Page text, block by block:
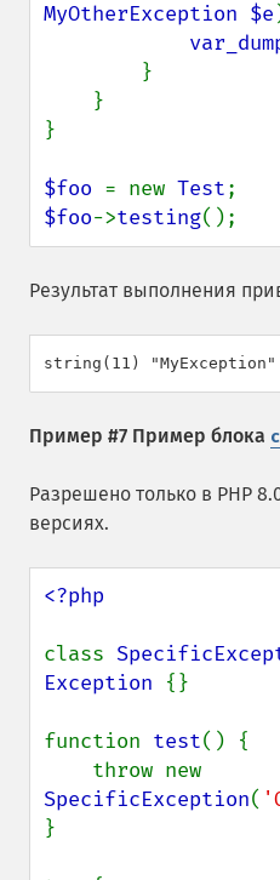
MyOtherException $e
}
$foo = new Test
$foo->testing();
Результат выполнения
Пример #7 Пример блока
Разрешено только в PHP
версиях.
<?php
class
Exception {}
function test() {
SpecificException(
}